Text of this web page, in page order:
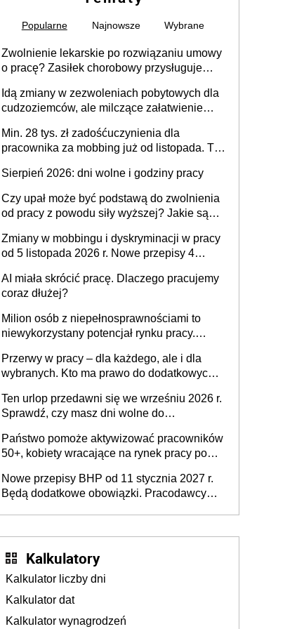
Popularne Najnowsze Wybrane
Zwolnienie lekarskie po rozwiązaniu umowy
o pracę? Zasiłek chorobowy przysługuje
dni od ustania stosunku pracy
Idą zmiany w zezwoleniach pobytowych dla
cudzoziemców, ale milczące załatwienie
Min. 28 tys. zł zadośćuczynienia dla
pracownika za mobbing już od listopada. To
zespołu
Sierpień 2026: dni wolne i godziny pracy
Czy upał może być podstawą do zwolnienia
od pracy z powodu siły wyższej? Jakie są
Zmiany w mobbingu i dyskryminacji w pracy
od 5 listopada 2026 r. Nowe przepisy 4
Ustaw
AI miała skrócić pracę. Dlaczego pracujemy
coraz dłużej?
Milion osób z niepełnosprawnościami to
niewykorzystany potencjał rynku pracy.
dofinansowań czy refundacji, ale bariery po
stronie systemu i świadomości
pracodawców [WYWIAD]
Przerwy w pracy – dla każdego, ale i dla
wybranych. Kto ma prawo do dodatkowych
Ten urlop przedawni się we wrześniu 2026 r.
Sprawdź, czy masz dni wolne do
Państwo pomoże aktywizować pracowników
50+, kobiety wracające na rynek pracy po
osoby neuroatypowe. Powstanie Fundusz
na rzecz Inkluzywności w Zatrudnianiu?
Nowe przepisy BHP od 11 stycznia 2027 r.
Będą dodatkowe obowiązki. Pracodawcy
Kalkulatory
Kalkulator liczby dni
Kalkulator dat
Kalkulator wynagrodzeń